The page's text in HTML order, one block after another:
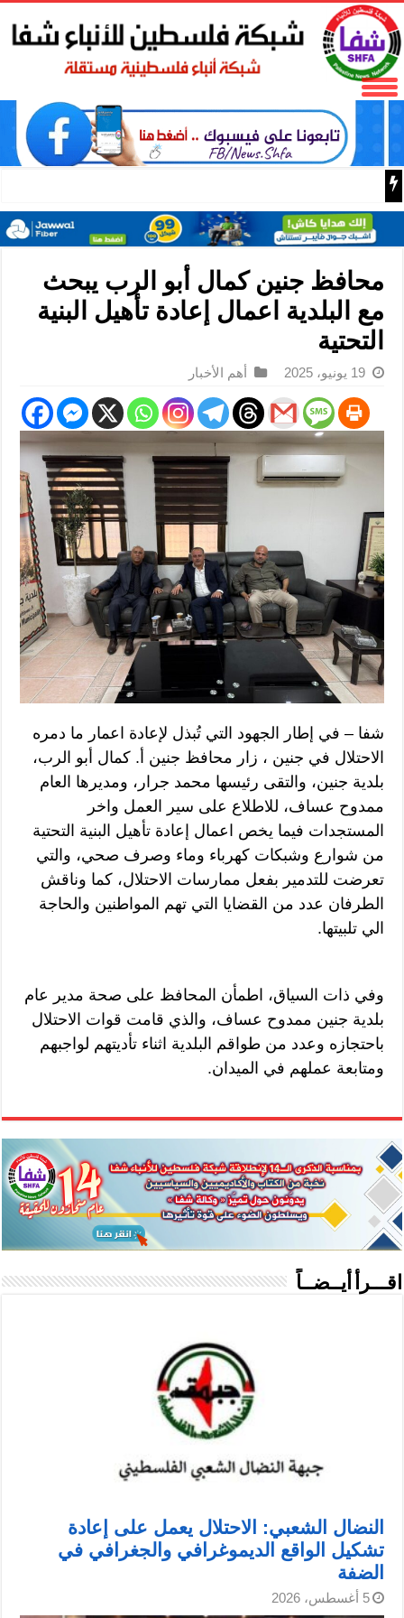
السفير الصيني لدى الأردن قوه وي يلتقي بالمدير العام
محافظ جنين كمال أبو الرب يبحث
مع البلدية اعمال إعادة تأهيل البنية
التحتية
19 يونيو، 2025 أهم الأخبار
شفا – في إطار الجهود التي تُبذل لإعادة اعمار ما دمره
الاحتلال في جنين ، زار محافظ جنين أ. كمال أبو الرب،
بلدية جنين، والتقى رئيسها محمد جرار، ومديرها العام
ممدوح عساف، للاطلاع على سير العمل واخر
المستجدات فيما يخص اعمال إعادة تأهيل البنية التحتية
من شوارع وشبكات كهرباء وماء وصرف صحي، والتي
تعرضت للتدمير بفعل ممارسات الاحتلال، كما وناقش
الطرفان عدد من القضايا التي تهم المواطنين والحاجة
الي تلبيتها.
وفي ذات السياق، اطمأن المحافظ على صحة مدير عام
بلدية جنين ممدوح عساف، والذي قامت قوات الاحتلال
باحتجازه وعدد من طواقم البلدية اثناء تأديتهم لواجبهم
ومتابعة عملهم في الميدان.
اقـــرأ أيــضــاً
النضال الشعبي: الاحتلال يعمل على إعادة
تشكيل الواقع الديموغرافي والجغرافي في
الضفة
5 أغسطس، 2026